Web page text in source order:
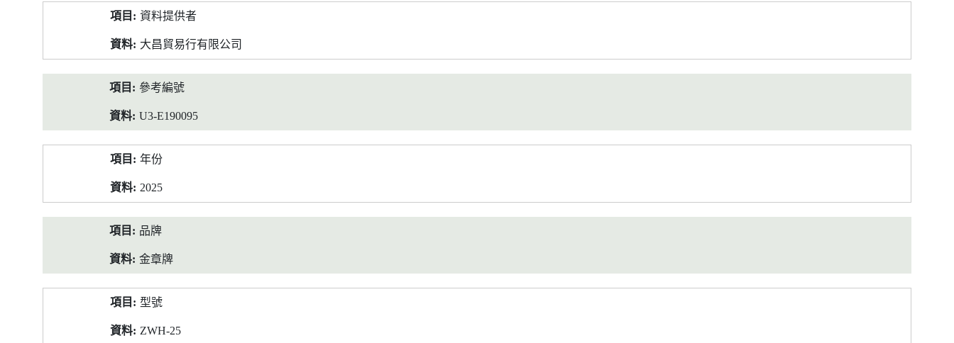
料
資料提供者
大昌貿易行有限公司
參考編號
U3-E190095
年份
2025
品牌
金章牌
型號
ZWH-25